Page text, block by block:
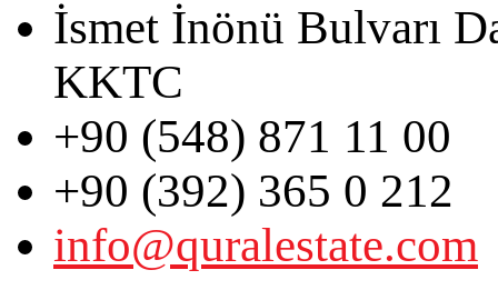
İsmet İnönü Bulvarı
KKTC
+90 (548) 871 11 00
+90 (392) 365 0 212
info@quralestate.com